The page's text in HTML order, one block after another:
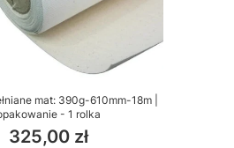
mat: 390g-610mm-18m |
- 1 rolka
325,00 zł